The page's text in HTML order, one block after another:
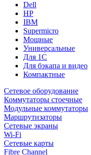
Dell
HP
IBM
Supermicro
Мощные
Универсальные
Для 1С
Для бэкапа и видео
Компактные
Сетевое оборудование
Коммутаторы стоечные
Модульные коммутаторы
Маршрутизаторы
Сетевые экраны
Wi-Fi
Сетевые карты
Fibre Channel